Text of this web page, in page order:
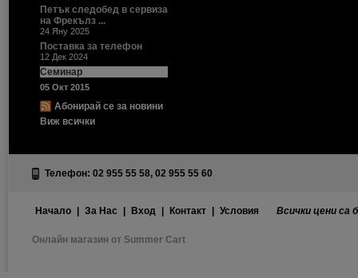
Петък следобед в сервиза
на Фрекълз ...
24 Яну 2025
Поставка за телефон
12 Дек 2024
Семинар
05 Окт 2015
Абонирай се за новини
Виж всички
Телефон: 02 955 55 58, 02 955 55 60
Начало За Нас Вход Контакт Условия Всички цени са
Онлайн магазин от Summer Cart